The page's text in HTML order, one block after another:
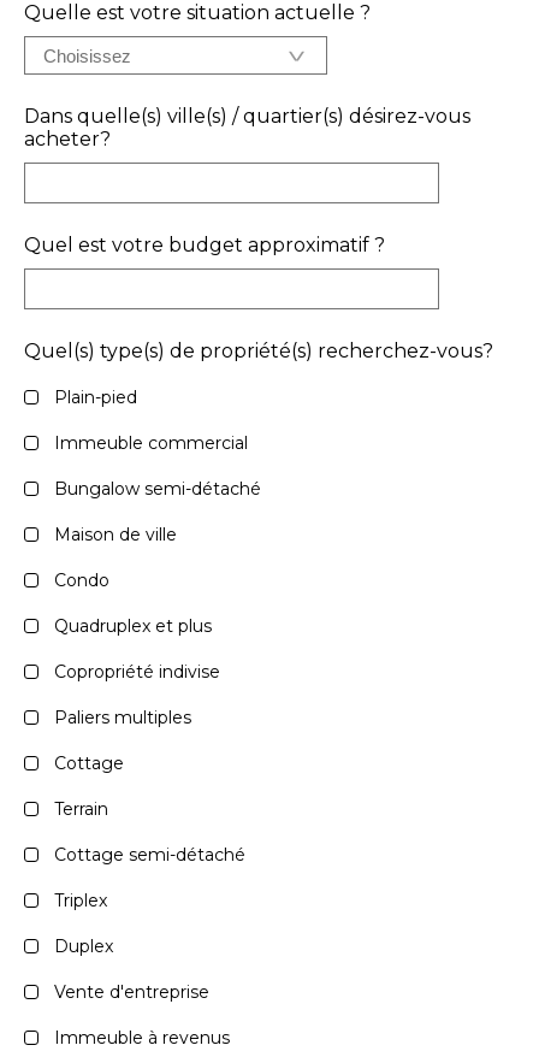
Quelle est votre situation actuelle ?
Dans quelle(s) ville(s) / quartier(s) désirez-vous
acheter?
Quel est votre budget approximatif ?
Quel(s) type(s) de propriété(s) recherchez-vous?
Plain-pied
Immeuble commercial
Bungalow semi-détaché
Maison de ville
Condo
Quadruplex et plus
Copropriété indivise
Paliers multiples
Cottage
Terrain
Cottage semi-détaché
Triplex
Duplex
Vente d'entreprise
Immeuble à revenus